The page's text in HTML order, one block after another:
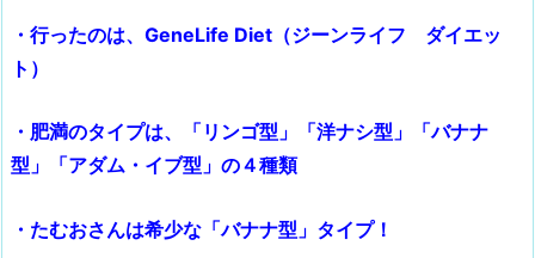
・行ったのは、GeneLife Diet（ジーンライフ ダイエッ
ト）
・肥満のタイプは、「リンゴ型」「洋ナシ型」「バナナ
型」「アダム・イブ型」の４種類
・たむおさんは希少な「バナナ型」タイプ！